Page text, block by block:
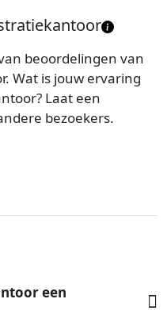
beoordelingen van
Wat is jouw ervaring
Laat een
bezoekers.
een